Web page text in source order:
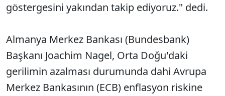
göstergesini yakından takip ediyoruz." dedi.
Almanya Merkez Bankası (Bundesbank)
Başkanı Joachim Nagel, Orta Doğu'daki
gerilimin azalması durumunda dahi Avrupa
Merkez Bankasının (ECB) enflasyon riskine